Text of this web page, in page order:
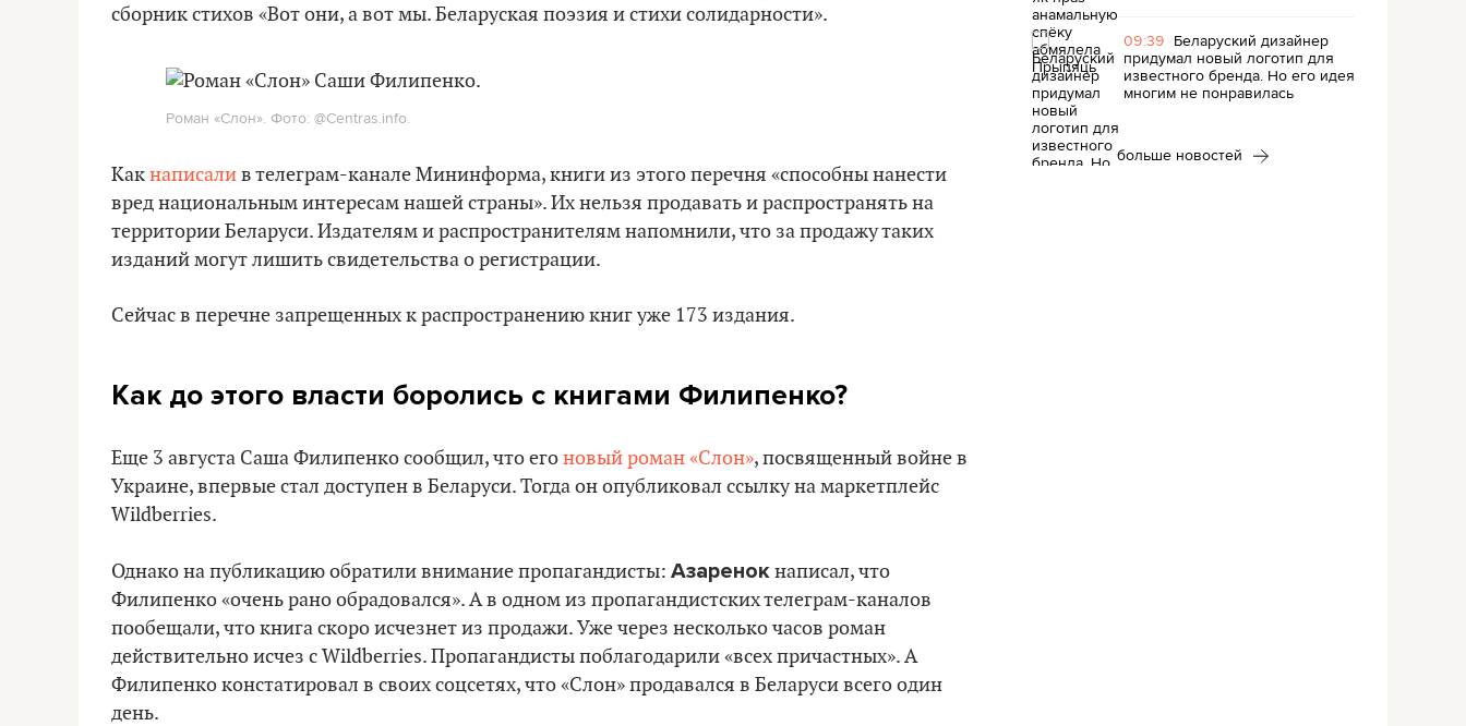
сборник стихов «Вот они, а вот мы. Беларуская поэзия и стихи солидарности».
Роман «Слон». Фото: @Centras.info.
Какнаписалив телеграм-канале Мининформа, книги из этого перечня «способны нанести
вред национальным интересам нашей страны». Их нельзя продавать и распространять на
территории Беларуси. Издателям и распространителям напомнили, что за продажу таких
изданий могут лишить свидетельства о регистрации.
Сейчас в перечне запрещенных к распространению книг уже 173 издания.
Как до этого власти боролись с книгами Филипенко?
Еще 3 августа Саша Филипенко сообщил, что егоновый роман «Слон», посвященный войне в
Украине, впервые стал доступен в Беларуси. Тогда он опубликовал ссылку на маркетплейс
Wildberries.
Однако на публикацию обратили внимание пропагандисты: Азаренокнаписал, что
Филипенко «очень рано обрадовался». А в одном из пропагандистских телеграм-каналов
пообещали, что книга скоро исчезнет из продажи. Уже через несколько часов роман
действительно исчез с Wildberries. Пропагандисты поблагодарили «всех причастных». А
Филипенко констатировал в своих соцсетях, что «Слон» продавался в Беларуси всего один
день.
09:39 Беларуский дизайнер
придумал новый логотип для
известного бренда. Но его идея
многим не понравилась
больше новостей